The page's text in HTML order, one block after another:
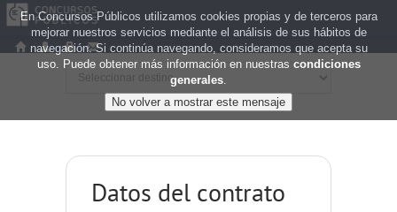
Datos del contrato
En Concursos Públicos utilizamos cookies propias y de terceros para
mejorar nuestros servicios mediante el análisis de sus hábitos de
navegación. Si continúa navegando, consideramos que acepta su
uso. Puede obtener más información en nuestras condiciones
generales.